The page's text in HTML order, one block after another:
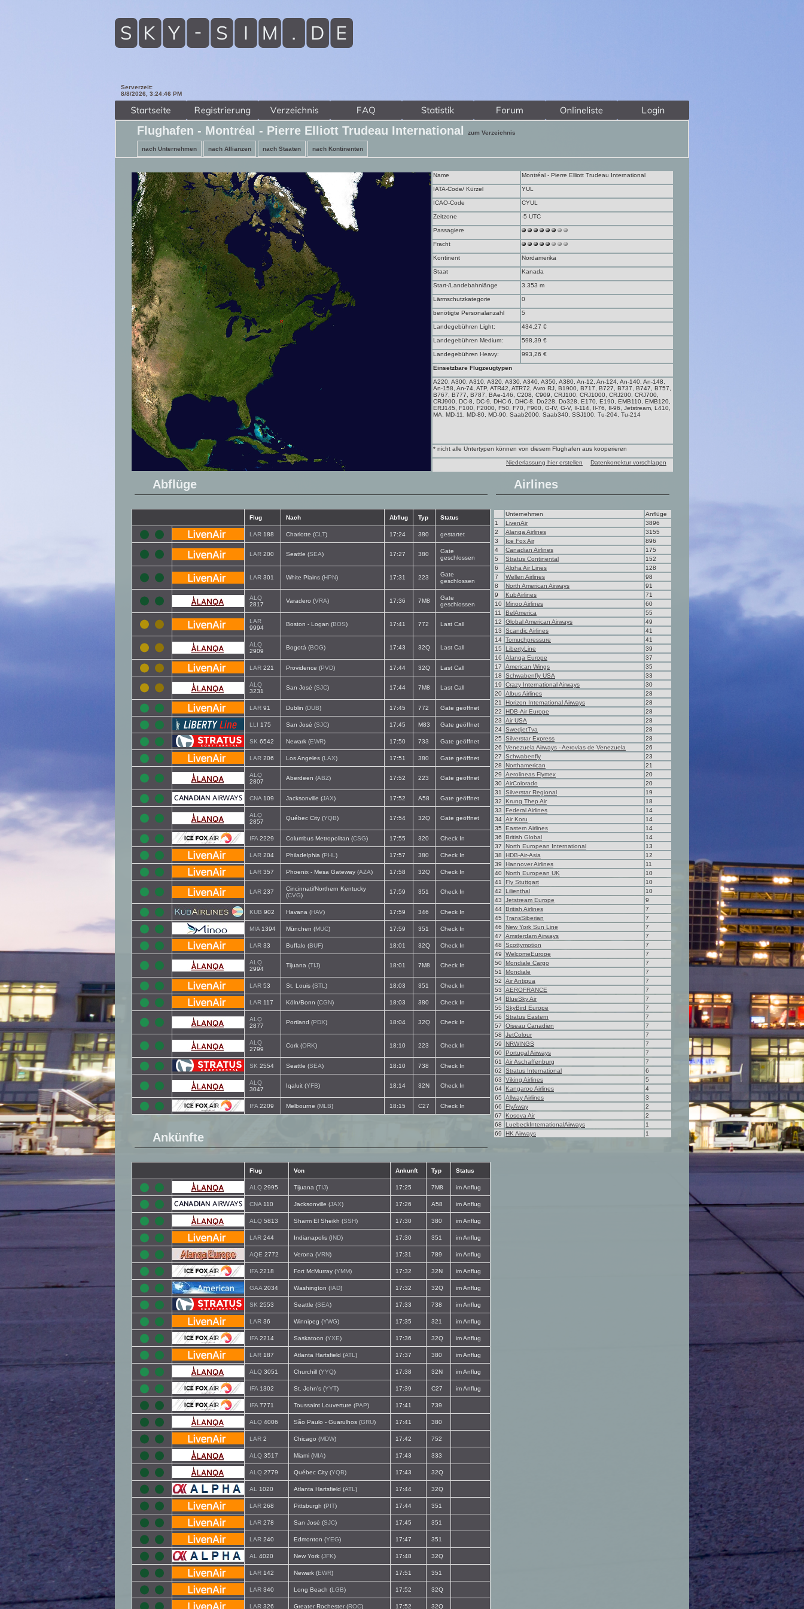
Serverzeit:
8/8/2026, 3:24:48 PM
Flughafen - Montréal - Pierre Elliott Trudeau International zum Verzeichnis
nach Unternehmen nach Allianzen nach Staaten nach Kontinenten
Name Montréal - Pierre Elliott Trudeau International
IATA-Code/ Kürzel YUL
ICAO-Code CYUL
Zeitzone -5 UTC
Passagiere
Fracht
Kontinent Nordamerika
Staat Kanada
Start-/Landebahnlänge 3.353 m
Lärmschutzkategorie 0
benötigte Personalanzahl 5
Landegebühren Light: 434,27 €
Landegebühren Medium: 598,39 €
Landegebühren Heavy: 993,26 €
Einsetzbare Flugzeugtypen
A220, A300, A310, A320, A330, A340, A350, A380, An-12, An-124, An-140, An-148,
An-158, An-74, ATP, ATR42, ATR72, Avro RJ, B1900, B717, B727, B737, B747, B757,
B767, B777, B787, BAe-146, C208, C909, CRJ100, CRJ1000, CRJ200, CRJ700,
CRJ900, DC-8, DC-9, DHC-6, DHC-8, Do228, Do328, E170, E190, EMB110, EMB120,
ERJ145, F100, F2000, F50, F70, F900, G-IV, G-V, Il-114, Il-76, Il-96, Jetstream, L410,
MA, MD-11, MD-80, MD-90, Saab2000, Saab340, SSJ100, Tu-204, Tu-214
* nicht alle Untertypen können von diesem Flughafen aus kooperieren
Niederlassung hier erstellen Datenkorrektur vorschlagen
Abflüge
Flug Nach Abflug Typ Status
LAR 188 Charlotte (CLT) 17:24 380 gestartet
LAR 200 Seattle (SEA) 17:27 380
Gate
geschlossen
LAR 301 White Plains (HPN) 17:31 223
Gate
geschlossen
ALQ
2817
Varadero (VRA) 17:36 7M8
Gate
geschlossen
LAR
9994
Boston - Logan (BOS) 17:41 772 Last Call
ALQ
2909
Bogotá (BOG) 17:43 32Q Last Call
LAR 221 Providence (PVD) 17:44 32Q Last Call
ALQ
3231
San José (SJC) 17:44 7M8 Last Call
LAR 91 Dublin (DUB) 17:45 772 Gate geöffnet
LLI 175 San José (SJC) 17:45 M83 Gate geöffnet
SK 6542 Newark (EWR) 17:50 733 Gate geöffnet
LAR 206 Los Angeles (LAX) 17:51 380 Gate geöffnet
ALQ
2807
Aberdeen (ABZ) 17:52 223 Gate geöffnet
CNA 109 Jacksonville (JAX) 17:52 A58 Gate geöffnet
ALQ
2857
Québec City (YQB) 17:54 32Q Gate geöffnet
IFA 2229 Columbus Metropolitan (CSG) 17:55 320 Check In
LAR 204 Philadelphia (PHL ) 17:57 380 Check In
LAR 357 Phoenix - Mesa Gateway (AZA) 17:58 32Q Check In
LAR 237
Cincinnati/Northern Kentucky
(CVG)
17:59 351 Check In
KUB 902 Havana (HAV) 17:59 346 Check In
MIA 1394 München (MUC) 17:59 351 Check In
LAR 33 Buffalo (BUF) 18:01 32Q Check In
ALQ
2994
Tijuana (TIJ) 18:01 7M8 Check In
LAR 53 St. Louis (STL ) 18:03 351 Check In
LAR 117 Köln/Bonn (CGN) 18:03 380 Check In
ALQ
2877
Portland (PDX) 18:04 32Q Check In
ALQ
2799
Cork (ORK) 18:10 223 Check In
SK 2554 Seattle (SEA) 18:10 738 Check In
ALQ
3047
Iqaluit (YFB) 18:14 32N Check In
IFA 2209 Melbourne (MLB) 18:15 C27 Check In
Ankünfte
Flug Von Ankunft Typ Status
ALQ 2995 Tijuana (TIJ) 17:25 7M8 im Anflug
CNA 110 Jacksonville (JAX) 17:26 A58 im Anflug
ALQ 5813 Sharm El Sheikh (SSH) 17:30 380 im Anflug
LAR 244 Indianapolis (IND) 17:30 351 im Anflug
AQE 2772 Verona (VRN) 17:31 789 im Anflug
IFA 2218 Fort McMurray (YMM) 17:32 32N im Anflug
GAA 2034 Washington (IAD) 17:32 32Q im Anflug
SK 2553 Seattle (SEA) 17:33 738 im Anflug
LAR 36 Winnipeg (YWG) 17:35 321 im Anflug
IFA 2214 Saskatoon (YXE) 17:36 32Q im Anflug
LAR 187 Atlanta Hartsfield (ATL ) 17:37 380 im Anflug
ALQ 3051 Churchill (YYQ) 17:38 32N im Anflug
IFA 1302 St. John's (YYT) 17:39 C27 im Anflug
IFA 7771 Toussaint Louverture (PAP) 17:41 739
ALQ 4006 São Paulo - Guarulhos (GRU) 17:41 380
LAR 2 Chicago (MDW) 17:42 752
ALQ 3517 Miami (MIA) 17:43 333
ALQ 2779 Québec City (YQB) 17:43 32Q
AL 1020 Atlanta Hartsfield (ATL ) 17:44 32Q
LAR 268 Pittsburgh (PIT) 17:44 351
LAR 278 San José (SJC) 17:45 351
LAR 240 Edmonton (YEG) 17:47 351
AL 4020 New York (JFK) 17:48 32Q
LAR 142 Newark (EWR) 17:51 351
LAR 340 Long Beach (LGB) 17:52 32Q
LAR 326 Greater Rochester (ROC) 17:52 32Q
Airlines
Unternehmen
Anflüge
1
LivenAir
3896
2
Alanqa Airlines
3155
3
Ice Fox Air
896
4
Canadian Airlines
175
5
Stratus Continental
152
6
Alpha Air Lines
128
7
Wellen Airlines
98
8
North American Airways
91
9
KubAirlines
71
10 Minoo Airlines
60
11
BelAmerica
55
12
Global American Airways
49
13
Scandic Airlines
41
14 Tomuchpressure
41
15
LibertyLine
39
16
Alanqa Europe
37
17
American Wings
35
18
Schwabenfly USA
33
19
Crazy International Airways
30
20 Albus Airlines
28
21
Horizon International Airways
28
22
HDB-Air Europe
28
23
Air USA
28
24 SwedjetTva
28
25
Silverstar Express
28
26
Venezuela Airways - Aerovias de Venezuela
26
27
Schwabenfly
23
28
Northamerican
21
29
Aerolineas Flymex
20
30 AirColorado
20
31
Silverstar Regional
19
32
Krung Thep Air
18
33
Federal Airlines
14
34 Air Koru
14
35
Eastern Airlines
14
36
British Global
14
37
North European International
13
38
HDB-Air-Asia
12
39
Hannover Airlines
11
40 North European UK
10
41
Fly Stuttgart
10
42
Lilienthal
10
43
Jetstream Europe
9
44 British Airlines
7
45
TransSiberian
7
46
New York Sun Line
7
47
Amsterdam Airways
7
48
Scottymotion
7
49
WelcomeEurope
7
50 Mondiale Cargo
7
51
Mondiale
7
52
Air Antigua
7
53
AEROFRANCE
7
54 BlueSky Air
7
55
SkyBird Europe
7
56
Stratus Eastern
7
57
Oiseau Canadien
7
58
JetColour
7
59
NRWINGS
7
60 Portugal Airways
7
61
Air Aschaffenburg
7
62
Stratus International
6
63
Viking Airlines
5
64 Kangaroo Airlines
4
65
Allway Airlines
3
66
FlyAway
2
67
Kosova Air
2
68
LuebeckInternationalAirways
1
69
HK Airways 1